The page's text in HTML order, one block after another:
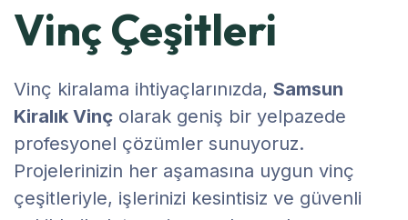
Vinç Çeşitleri
Vinç kiralama ihtiyaçlarınızda, Samsun
Kiralık Vinç olarak geniş bir yelpazede
profesyonel çözümler sunuyoruz.
Projelerinizin her aşamasına uygun vinç
çeşitleriyle, işlerinizi kesintisiz ve güvenli